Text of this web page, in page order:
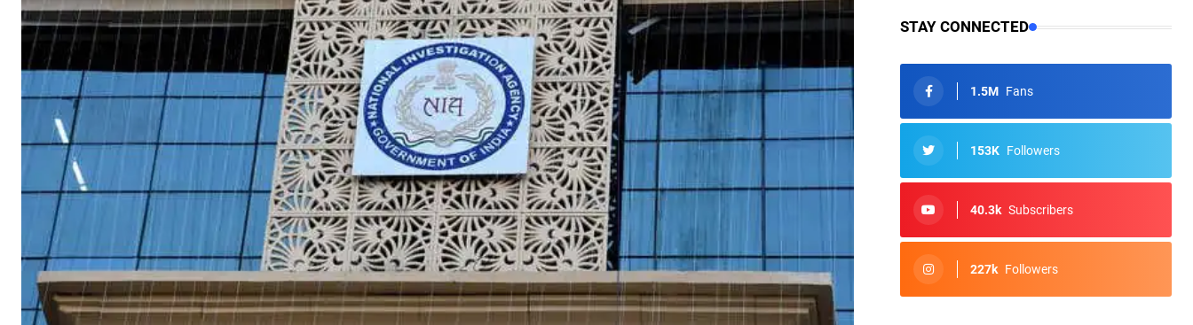
STAY CONNECTED
1.5M Fans
153K Followers
40.3k Subscribers
227k Followers